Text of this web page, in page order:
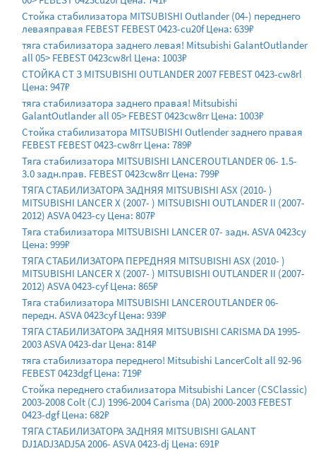
Стойка стабилизатора MITSUBISHI Outlander (04-) переднего
леваяправая FEBEST FEBEST 0423-cu20f Цена: 639₽
тяга стабилизатора заднего левая! Mitsubishi GalantOutlander
all 05> FEBEST 0423cw8rl Цена: 1003₽
СТОЙKA СТ З MITSUBISHI OUTLANDER 2007 FEBEST 0423-cw8rl
Цена: 947₽
тяга стабилизатора заднего правая! Mitsubishi
GalantOutlander all 05> FEBEST 0423cw8rr Цена: 1003₽
Стойка стабилизатора MITSUBISHI Outlender заднего правая
FEBEST FEBEST 0423-cw8rr Цена: 789₽
Тяга стабилизатора MITSUBISHI LANCEROUTLANDER 06- 1.5-
3.0 задн.прав. FEBEST 0423cw8rr Цена: 799₽
ТЯГА СТАБИЛИЗАТОРА ЗАДНЯЯ MITSUBISHI ASX (2010- )
MITSUBISHI LANCER X (2007- ) MITSUBISHI OUTLANDER II (2007-
2012) ASVA 0423-cy Цена: 807₽
Тяга стабилизатора MITSUBISHI LANCER 07- задн. ASVA 0423cy
Цена: 999₽
ТЯГА СТАБИЛИЗАТОРА ПЕРЕДНЯЯ MITSUBISHI ASX (2010- )
MITSUBISHI LANCER X (2007- ) MITSUBISHI OUTLANDER II (2007-
2012) ASVA 0423-cyf Цена: 865₽
Тяга стабилизатора MITSUBISHI LANCEROUTLANDER 06-
передн. ASVA 0423cyf Цена: 939₽
ТЯГА СТАБИЛИЗАТОРА ЗАДНЯЯ MITSUBISHI CARISMA DA 1995-
2003 ASVA 0423-dar Цена: 814₽
тяга стабилизатора переднего! Mitsubishi LancerColt all 92-96
FEBEST 0423dgf Цена: 719₽
Стойка переднего стабилизатора Mitsubishi Lancer (CSClassic)
2003-2008 Colt (CJ) 1996-2004 Carisma (DA) 2000-2003 FEBEST
0423-dgf Цена: 682₽
ТЯГА СТАБИЛИЗАТОРА ЗАДНЯЯ MITSUBISHI GALANT
DJ1ADJ3ADJ5A 2006- ASVA 0423-dj Цена: 691₽